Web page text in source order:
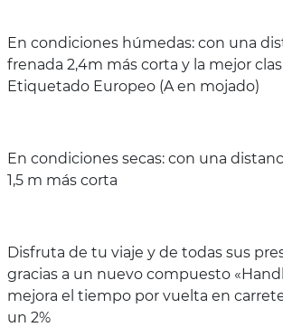
En condiciones húmedas: con una
frenada 2,4m más corta y la mejor
Etiquetado Europeo (A en mojado)
En condiciones secas: con una
1,5 m más corta
Disfruta de tu viaje y de todas sus
gracias a un nuevo compuesto
mejora el tiempo por vuelta en
un 2%